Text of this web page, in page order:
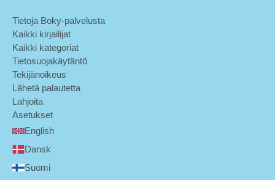
Tietoja Boky-palvelusta
Kaikki kirjailijat
Kaikki kategoriat
Tietosuojakäytäntö
Tekijänoikeus
Lähetä palautetta
Lahjoita
Asetukset
English
Dansk
Suomi